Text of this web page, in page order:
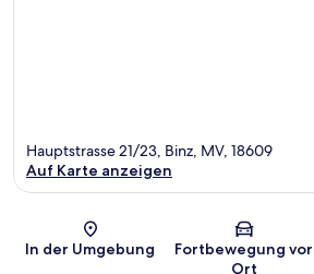
Karte
Hauptstrasse 21/23, Binz, MV, 18609
Auf Karte anzeigen
In der Umgebung
Fortbewegung vor
Ort